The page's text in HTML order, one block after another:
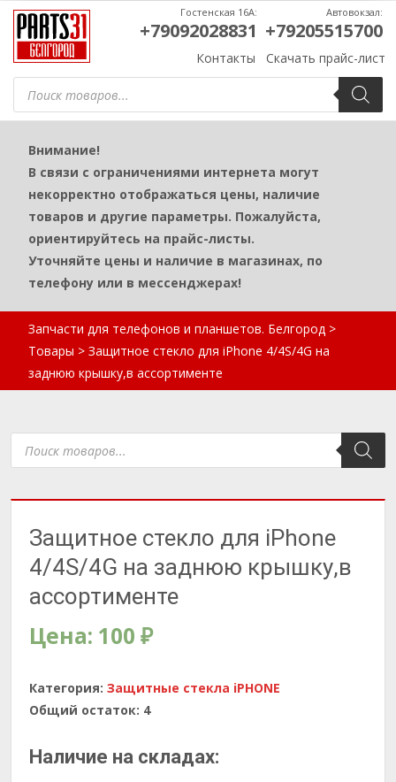
Поиск
товаров
Контакты Скачать прайс-лист
Гостенская 16А:
+79092028831
Автовокзал:
+79205515700
Внимание!
В связи с ограничениями интернета могут
некорректно отображаться цены, наличие
товаров и другие параметры. Пожалуйста,
ориентируйтесь на прайс-листы.
Уточняйте цены и наличие в магазинах, по
телефону или в мессенджерах!
Запчасти для телефонов и планшетов. Белгород >
Товары > Защитное стекло для iPhone 4/4S/4G на
заднюю крышку,в ассортименте
Поиск
товаров
Защитное стекло для iPhone
4/4S/4G на заднюю крышку,в
ассортименте
Цена: 100 ₽
Категория: Защитные стекла iPHONE
Общий остаток: 4
Наличие на складах: